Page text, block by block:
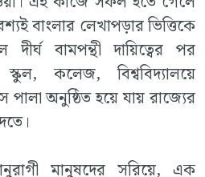
বাংলার লেখাপড়ার ভিত্তিকে
বামপন্থী দায়িত্বের পর
কলেজ, বিশ্ববিদ্যালয়ে
অনুষ্ঠিত হয়ে যায় রাজ্যের
মানুষদের সরিয়ে, এক